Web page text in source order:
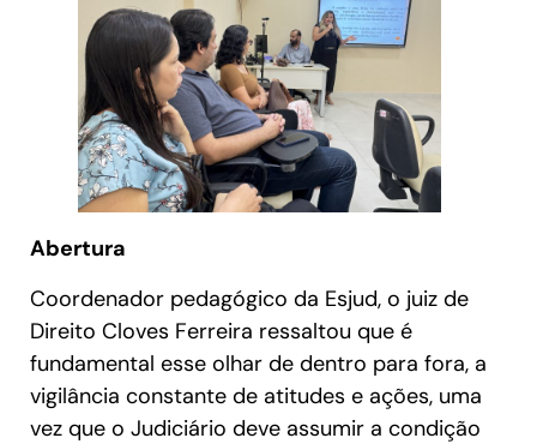
Abertura
Coordenador pedagógico da Esjud, o juiz de
Direito Cloves Ferreira ressaltou que é
fundamental esse olhar de dentro para fora, a
vigilância constante de atitudes e ações, uma
vez que o Judiciário deve assumir a condição